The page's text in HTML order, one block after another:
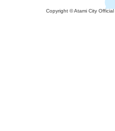
Copyright © Atami City